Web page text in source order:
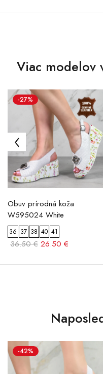
Viac modelov
-27%
Obuv prírodná koža
W595024 White
36 37 38 40 41
36.50 € 26.50 €
-42%